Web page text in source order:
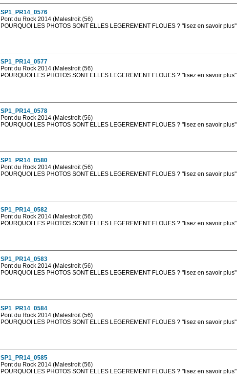
SP1_PR14_0576
Pont du Rock 2014 (Malestroit (56)
POURQUOI LES PHOTOS SONT ELLES LEGEREMENT FLOUES ? "lisez en savoir plus"
SP1_PR14_0577
Pont du Rock 2014 (Malestroit (56)
POURQUOI LES PHOTOS SONT ELLES LEGEREMENT FLOUES ? "lisez en savoir plus"
SP1_PR14_0578
Pont du Rock 2014 (Malestroit (56)
POURQUOI LES PHOTOS SONT ELLES LEGEREMENT FLOUES ? "lisez en savoir plus"
SP1_PR14_0580
Pont du Rock 2014 (Malestroit (56)
POURQUOI LES PHOTOS SONT ELLES LEGEREMENT FLOUES ? "lisez en savoir plus"
SP1_PR14_0582
Pont du Rock 2014 (Malestroit (56)
POURQUOI LES PHOTOS SONT ELLES LEGEREMENT FLOUES ? "lisez en savoir plus"
SP1_PR14_0583
Pont du Rock 2014 (Malestroit (56)
POURQUOI LES PHOTOS SONT ELLES LEGEREMENT FLOUES ? "lisez en savoir plus"
SP1_PR14_0584
Pont du Rock 2014 (Malestroit (56)
POURQUOI LES PHOTOS SONT ELLES LEGEREMENT FLOUES ? "lisez en savoir plus"
SP1_PR14_0585
Pont du Rock 2014 (Malestroit (56)
POURQUOI LES PHOTOS SONT ELLES LEGEREMENT FLOUES ? "lisez en savoir plus"